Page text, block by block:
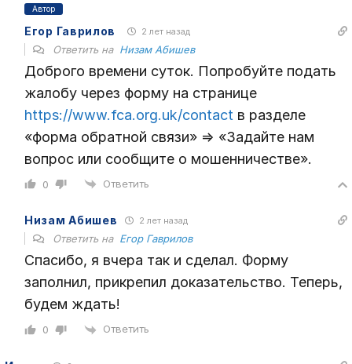
Автор
Егор Гаврилов 2 лет назад
Ответить на Низам Абишев
Доброго времени суток. Попробуйте подать
жалобу через форму на странице
https://www.fca.org.uk/contact в разделе
«форма обратной связи» => «Задайте нам
вопрос или сообщите о мошенничестве».
0 Ответить
Низам Абишев 2 лет назад
Ответить на Егор Гаврилов
Спасибо, я вчера так и сделал. Форму
заполнил, прикрепил доказательство. Теперь,
будем ждать!
0 Ответить